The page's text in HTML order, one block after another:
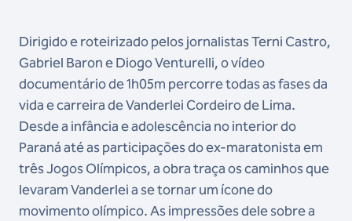
Dirigido e roteirizado pelos jornalistas Terni Castro,
Gabriel Baron e Diogo Venturelli, o vídeo
documentário de 1h05m percorre todas as fases da
vida e carreira de Vanderlei Cordeiro de Lima.
Desde a infância e adolescência no interior do
Paraná até as participações do ex-maratonista em
três Jogos Olímpicos, a obra traça os caminhos que
levaram Vanderlei a se tornar um ícone do
movimento olímpico. As impressões dele sobre a